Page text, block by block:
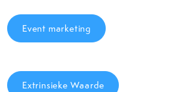
Event marketing
Extrinsieke Waarde